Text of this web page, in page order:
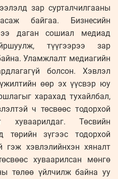
зар сурталчилгааны
байгаа. Бизнесийн
даган сошиал медиад
түүгээрээ зар
Уламжлалт медиагийн
болсон. Хэвлэл
өөр эх үүсвэр юу
харахад тухайлбал,
ч төсвөөс тодорхой
хуваарилдаг. Төсвийн
төрийн зүгээс тодорхой
хэвлэлийнхэн хяналт
хуваарилсан мөнгө
төлөө үйлчилж байна уу